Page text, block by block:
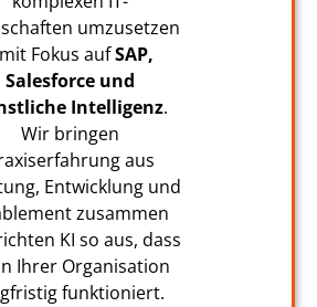
umzusetzen
Fokus aufSAP,
Salesforce und
Intelligenz.
Wir bringen
aus
Entwicklung und
zusammen
KI so aus, dass
Ihrer Organisation
funktioniert.